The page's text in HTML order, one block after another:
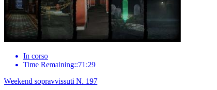
In corso
Time Remaining::71:29
Weekend sopravvissuti N. 197